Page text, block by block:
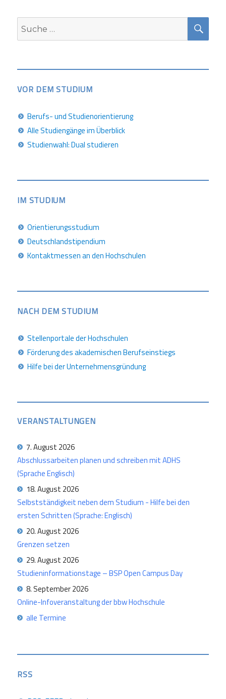
Suche
nach:
VOR DEM STUDIUM
Berufs- und Studienorientierung
Alle Studiengänge im Überblick
Studienwahl: Dual studieren
IM STUDIUM
Orientierungsstudium
Deutschlandstipendium
Kontaktmessen an den Hochschulen
NACH DEM STUDIUM
Stellenportale der Hochschulen
Förderung des akademischen Berufseinstiegs
Hilfe bei der Unternehmensgründung
VERANSTALTUNGEN
7. August 2026
Abschlussarbeiten planen und schreiben mit ADHS
(Sprache Englisch)
18. August 2026
Selbstständigkeit neben dem Studium - Hilfe bei den
ersten Schritten (Sprache: Englisch)
20. August 2026
Grenzen setzen
29. August 2026
Studieninformationstage – BSP Open Campus Day
8. September 2026
Online-Infoveranstaltung der bbw Hochschule
alle Termine
RSS